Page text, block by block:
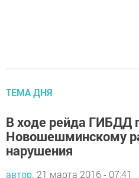
ТЕМА ДНЯ
В ходе рейда ГИБДД
Новошешминскому
нарушения
автор, 21 марта 2016 - 07:41